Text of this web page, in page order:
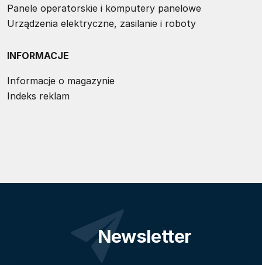
Panele operatorskie i komputery panelowe
Urządzenia elektryczne, zasilanie i roboty
INFORMACJE
Informacje o magazynie
Indeks reklam
Newsletter